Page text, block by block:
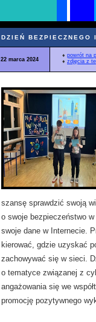
DZIEŃ BEZPIECZNEGO
22 marca 2024
♦ powrót na
♦ zdjęcia z
szansę sprawdzić swoją
o swoje bezpieczeństwo
swoje dane w Internecie.
kierować, gdzie uzyskać
zachowywać się w sieci.
o tematyce związanej z
angażowania się we
promocję pozytywnego